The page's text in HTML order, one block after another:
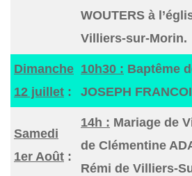
WOUTERS à
Villiers-sur-Morin.
Dimanche
12 juillet :
10h30 : Baptême
JOSEPH
Samedi
1er Août :
14h : Mariage de
de Clémentine
Rémi de Villiers-